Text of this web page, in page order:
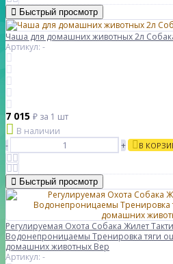
Быстрый просмотр
Чаша для домашних животных 2л
Артикул: -
7 015 ₽ за 1 шт
В наличии
-
+ В
Быстрый просмотр
Регулируемая Охота Собака Жилет
Водонепроницаемы Тренировка тяги
домашних животных Вер
Артикул: -